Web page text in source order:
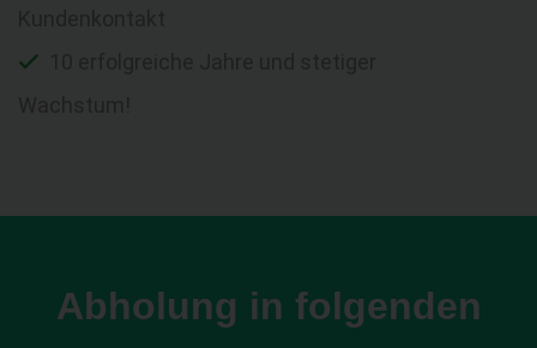
Abholung in folgenden